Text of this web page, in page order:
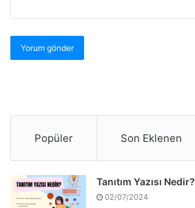
Popüler Son Eklenen
Tanıtım Yazısı Nedir?
02/07/2024